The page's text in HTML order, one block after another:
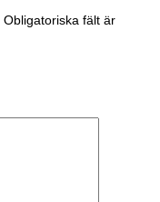
Obligatoriska fält är